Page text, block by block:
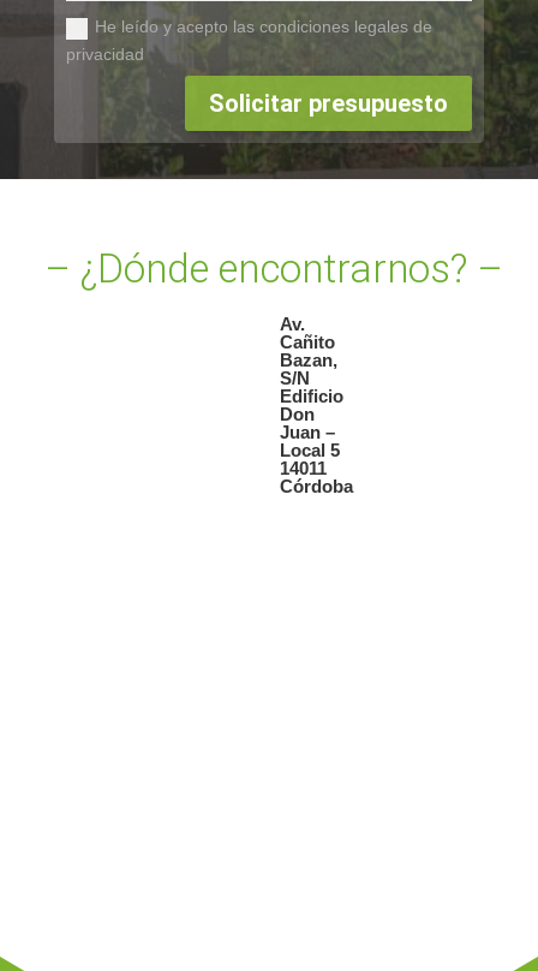
He leído y acepto las condiciones legales de
privacidad
Solicitar presupuesto
– ¿Dónde encontrarnos? –
Av.
Cañito
Bazan,
S/N
Edificio
Don
Juan –
Local 5
14011
Córdoba